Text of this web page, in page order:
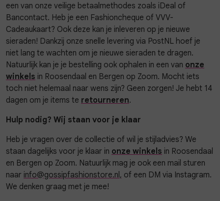
een van onze veilige betaalmethodes zoals iDeal of
Bancontact. Heb je een Fashioncheque of VVV-
Cadeaukaart? Ook deze kan je inleveren op je nieuwe
sieraden! Dankzij onze snelle levering via PostNL hoef je
niet lang te wachten om je nieuwe sieraden te dragen.
Natuurlijk kan je je bestelling ook ophalen in een van onze
winkels in Roosendaal en Bergen op Zoom. Mocht iets
toch niet helemaal naar wens zijn? Geen zorgen! Je hebt 14
dagen om je items te retourneren.
Hulp nodig? Wij staan voor je klaar
Heb je vragen over de collectie of wil je stijladvies? We
staan dagelijks voor je klaar in onze winkels in Roosendaal
en Bergen op Zoom. Natuurlijk mag je ook een mail sturen
naar info@gossipfashionstore.nl, of een DM via Instagram.
We denken graag met je mee!